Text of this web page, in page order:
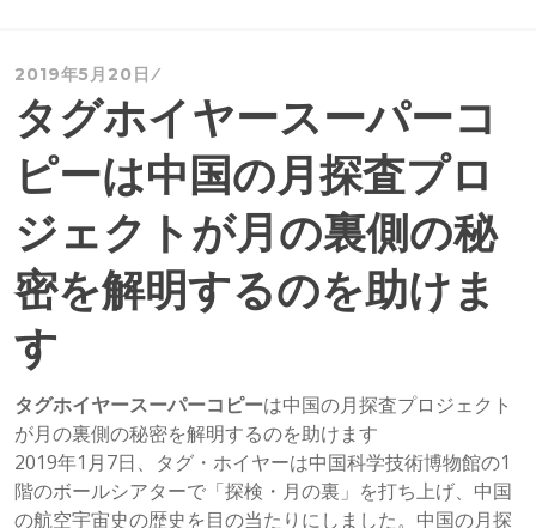
2019年5月20日
タグホイヤースーパーコ
ピーは中国の月探査プロ
ジェクトが月の裏側の秘
密を解明するのを助けま
す
タグホイヤースーパーコピーは中国の月探査プロジェクト
が月の裏側の秘密を解明するのを助けます
2019年1月7日、タグ・ホイヤーは中国科学技術博物館の1
階のボールシアターで「探検・月の裏」を打ち上げ、中国
の航空宇宙史の歴史を目の当たりにしました。中国の月探